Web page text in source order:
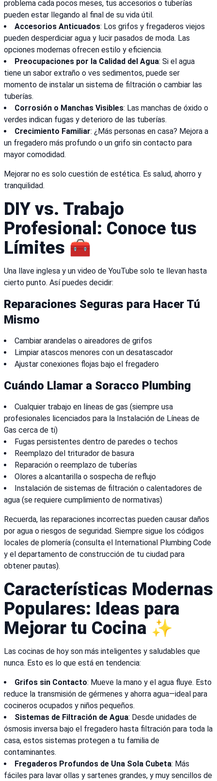
problema cada pocos meses, tus accesorios o tuberías
pueden estar llegando al final de su vida útil.
Accesorios Anticuados: Los grifos y fregaderos viejos
pueden desperdiciar agua y lucir pasados de moda. Las
opciones modernas ofrecen estilo y eficiencia.
Preocupaciones por la Calidad del Agua: Si el agua
tiene un sabor extraño o ves sedimentos, puede ser
momento de instalar un sistema de filtración o cambiar las
tuberías.
Corrosión o Manchas Visibles: Las manchas de óxido o
verdes indican fugas y deterioro de las tuberías.
Crecimiento Familiar: ¿Más personas en casa? Mejora a
un fregadero más profundo o un grifo sin contacto para
mayor comodidad.
Mejorar no es solo cuestión de estética. Es salud, ahorro y
tranquilidad.
DIY vs. Trabajo
Profesional: Conoce tus
Límites 🧰
Una llave inglesa y un video de YouTube solo te llevan hasta
cierto punto. Así puedes decidir:
Reparaciones Seguras para Hacer Tú
Mismo
Cambiar arandelas o aireadores de grifos
Limpiar atascos menores con un desatascador
Ajustar conexiones flojas bajo el fregadero
Cuándo Llamar a Soracco Plumbing
Cualquier trabajo en líneas de gas (siempre usa
profesionales licenciados para la Instalación de Líneas de
Gas cerca de ti)
Fugas persistentes dentro de paredes o techos
Reemplazo del triturador de basura
Reparación o reemplazo de tuberías
Olores a alcantarilla o sospecha de reflujo
Instalación de sistemas de filtración o calentadores de
agua (se requiere cumplimiento de normativas)
Recuerda, las reparaciones incorrectas pueden causar daños
por agua o riesgos de seguridad. Siempre sigue los códigos
locales de plomería (consulta el International Plumbing Code
y el departamento de construcción de tu ciudad para
obtener pautas).
Características Modernas
Populares: Ideas para
Mejorar tu Cocina ✨
Las cocinas de hoy son más inteligentes y saludables que
nunca. Esto es lo que está en tendencia:
Grifos sin Contacto: Mueve la mano y el agua fluye. Esto
reduce la transmisión de gérmenes y ahorra agua—ideal para
cocineros ocupados y niños pequeños.
Sistemas de Filtración de Agua: Desde unidades de
ósmosis inversa bajo el fregadero hasta filtración para toda la
casa, estos sistemas protegen a tu familia de
contaminantes.
Fregaderos Profundos de Una Sola Cubeta: Más
fáciles para lavar ollas y sartenes grandes, y muy sencillos de